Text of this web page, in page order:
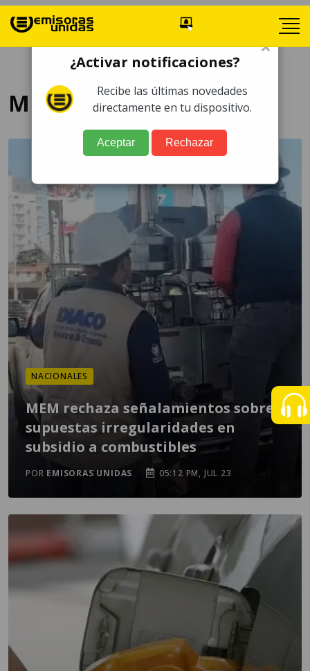
MEM
NACIONALES
MEM rechaza señalamientos sobre
supuestas irregularidades en
subsidio a combustibles
POR EMISORAS UNIDAS 05:12 PM, JUL 23
×
¿Activar notificaciones?
Recibe las últimas novedades
directamente en tu dispositivo.
Aceptar Rechazar